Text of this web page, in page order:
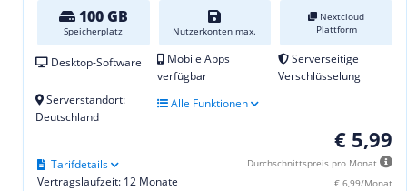
100 GB
Speicherplatz Nutzerkonten max.
Nextcloud
Plattform
Desktop-Software
Mobile Apps
verfügbar
Serverseitige
Verschlüsselung
Serverstandort:
Deutschland
Alle Funktionen
€ 5,99
Durchschnittspreis pro Monat
€ 6,99/Monat
Vertragslaufzeit: 12 Monate
Tarifdetails